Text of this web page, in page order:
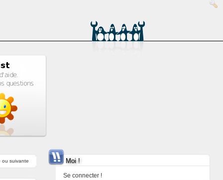
ou suivante Moi !
Se connecter !